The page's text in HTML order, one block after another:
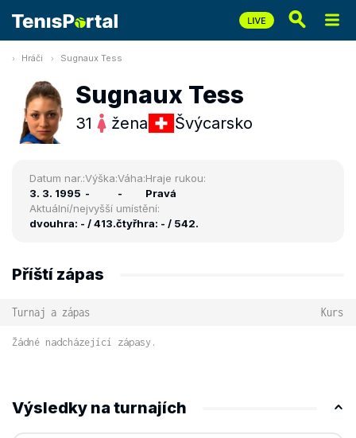
Hráči Sugnaux Tess
Sugnaux Tess
31 žena Švýcarsko
Datum nar.:
3. 3. 1995
Výška:
-
Váha:
-
Hraje rukou:
Pravá
Aktuální/nejvyšší umístění:
dvouhra: - / 413.čtyřhra: - / 542.
Příští zápas
Turnaj a zápas Kurs
Žádné nadcházející zápasy.
Výsledky na turnajích